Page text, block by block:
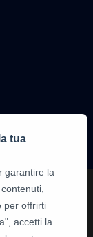
tua
garantire la
per offrirti
accetti la